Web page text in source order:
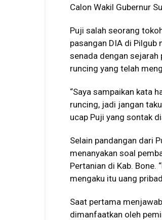
Calon Wakil Gubernur
Puji salah seorang
pasangan DIA di Pilgub
senada dengan sejarah
runcing yang telah
“Saya sampaikan kata
runcing, jadi jangan
ucap Puji yang sontak
Selain pandangan dari
menanyakan soal
Pertanian di Kab. Bone.
mengaku itu uang
Saat pertama
dimanfaatkan oleh